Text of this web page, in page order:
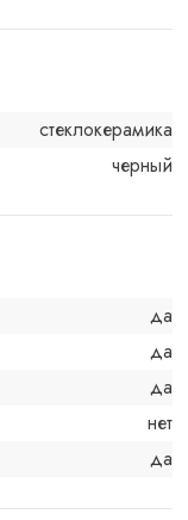
стеклокерамика
черный
да
да
да
нет
да